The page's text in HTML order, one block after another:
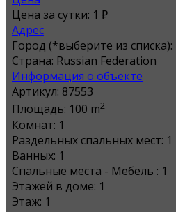
Цена за сутки: 1 ₽
Адрес
Город (*выберите из списка):
Страна: Russian Federation
Информация о объекте
Артикул: 87553
Площадь: 100 m2
Комнат: 1
Раздельных спальных мест: 1
Ванных: 1
Спальные места - Мебель : 1
Этажей в доме: 1
Этаж: 1